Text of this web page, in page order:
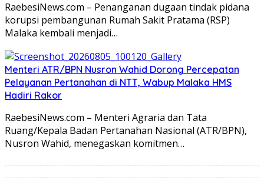
RaebesiNews.com – Penanganan dugaan tindak pidana
korupsi pembangunan Rumah Sakit Pratama (RSP)
Malaka kembali menjadi…
Menteri ATR/BPN Nusron Wahid Dorong Percepatan
Pelayanan Pertanahan di NTT, Wabup Malaka HMS
Hadiri Rakor
RaebesiNews.com – Menteri Agraria dan Tata
Ruang/Kepala Badan Pertanahan Nasional (ATR/BPN),
Nusron Wahid, menegaskan komitmen…